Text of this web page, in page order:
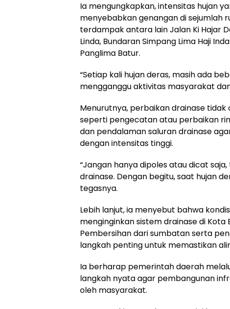
‎Ia mengungkapkan, intensitas hujan
menyebabkan genangan di sejumlah
terdampak antara lain Jalan Ki Hajar
Linda, Bundaran Simpang Lima Haji
Panglima Batur.
‎‎“Setiap kali hujan deras, masih ada
mengganggu aktivitas masyarakat
‎Menurutnya, perbaikan drainase
seperti pengecatan atau perbaikan
dan pendalaman saluran drainase
dengan intensitas tinggi.
‎“Jangan hanya dipoles atau dicat
drainase. Dengan begitu, saat hujan
tegasnya.
‎Lebih lanjut, ia menyebut bahwa
menginginkan sistem drainase di
Pembersihan dari sumbatan serta
langkah penting untuk memastikan
‎Ia berharap pemerintah daerah
langkah nyata agar pembangunan
oleh masyarakat.